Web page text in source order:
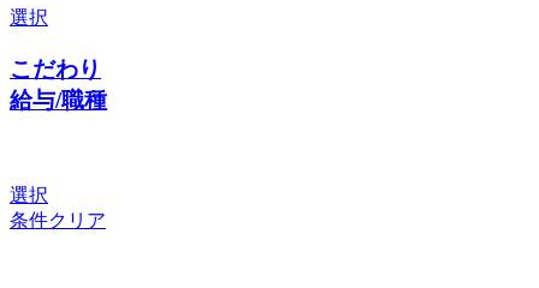
選択
こだわり
給与/職種
選択
条件クリア